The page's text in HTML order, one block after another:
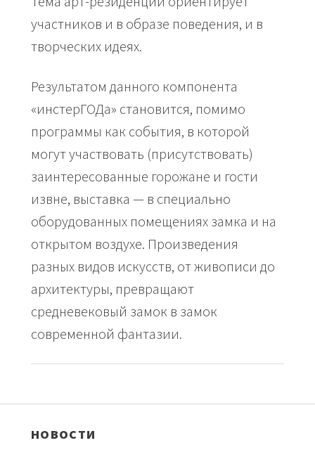
участников и в образе поведения, и в
творческих идеях.
Результатом данного компонента
«инстерГОДа» становится, помимо
программы как события, в которой
могут участвовать (присутствовать)
заинтересованные горожане и гости
извне, выставка — в специально
оборудованных помещениях замка и на
открытом воздухе. Произведения
разных видов искусств, от живописи до
архитектуры, превращают
средневековый замок в замок
современной фантазии.
НОВОСТИ